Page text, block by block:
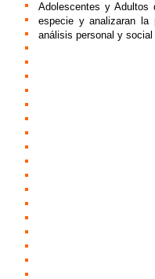
Adolescentes y Adultos
especie y analizaran la
análisis personal y